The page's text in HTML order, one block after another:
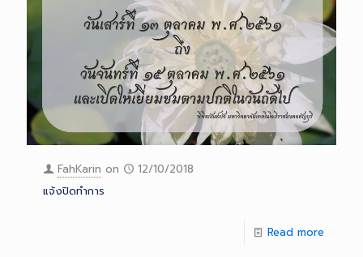
FahKarin on
12/10/2018
แจ้งปิดทำการ
Read more